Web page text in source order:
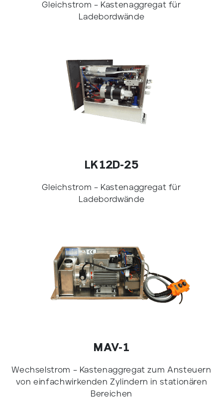
Gleichstrom – Kastenaggregat für
Ladebordwände
LK12D-25
Gleichstrom – Kastenaggregat für
Ladebordwände
MAV-1
Wechselstrom – Kastenaggregat zum Ansteuern
von einfachwirkenden Zylindern in stationären
Bereichen